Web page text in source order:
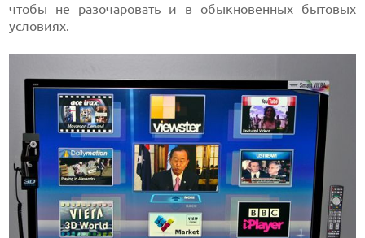
чтобы не разочаровать и в обыкновенных бытовых
условиях.